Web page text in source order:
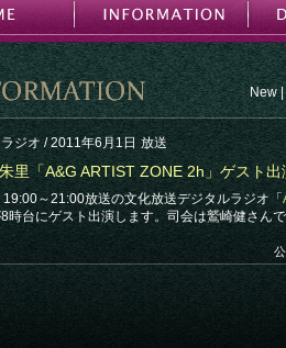
New |
ラジオ / 2011年6月1日 放送
里「A&G ARTIST ZONE 2h」ゲスト出
～21:00放送の文化放送デジタルラジオ「
時台にゲスト出演します。司会は鷲崎健さん